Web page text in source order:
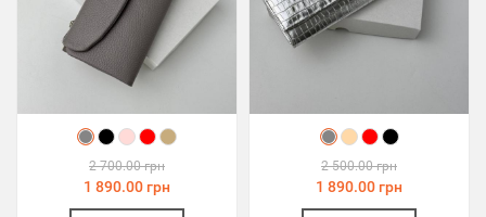
2 700.00 грн
1 890.00 грн
2 500.00 грн
1 890.00 грн